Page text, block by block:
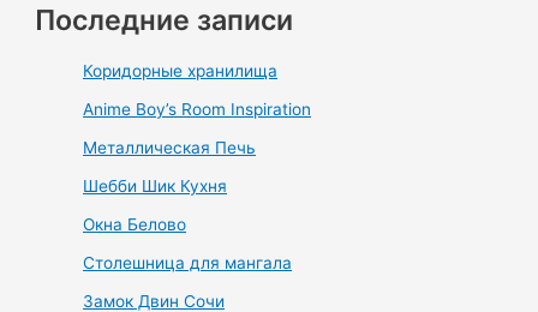
Последние записи
Коридорные хранилища
Anime Boy’s Room Inspiration
Металлическая Печь
Шебби Шик Кухня
Окна Белово
Столешница для мангала
Замок Двин Сочи